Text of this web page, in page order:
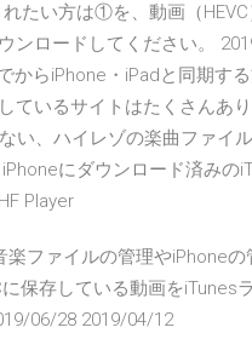
れたい方は①を、動画（
ロードしてください。
からiPhone・iPadと同期す
ているサイトはたくさんあ
い、ハイレゾの楽曲ファイ
にダウンロード済みの
Player
ファイルの管理やiPhone
保存している動画をiTunes
06/28 2019/04/12